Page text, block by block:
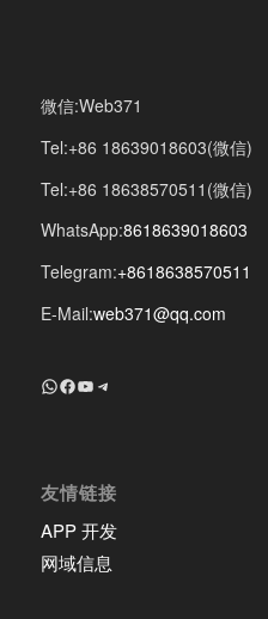
微信:Web371
Tel:+86 18639018603(微信)
Tel:+86 18638570511(微信)
WhatsApp:8618639018603
Telegram:+8618638570511
E-Mail:web371@qq.com
+8618639018603
Facebook
YouTube
Telegram
友情链接
APP 开发
网域信息